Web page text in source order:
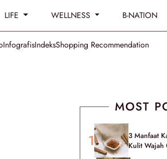
LIFE WELLNESS B-NATION
InfografisIndeksShopping Recommendation
MOST
3 Manfaat
Kulit Wajah